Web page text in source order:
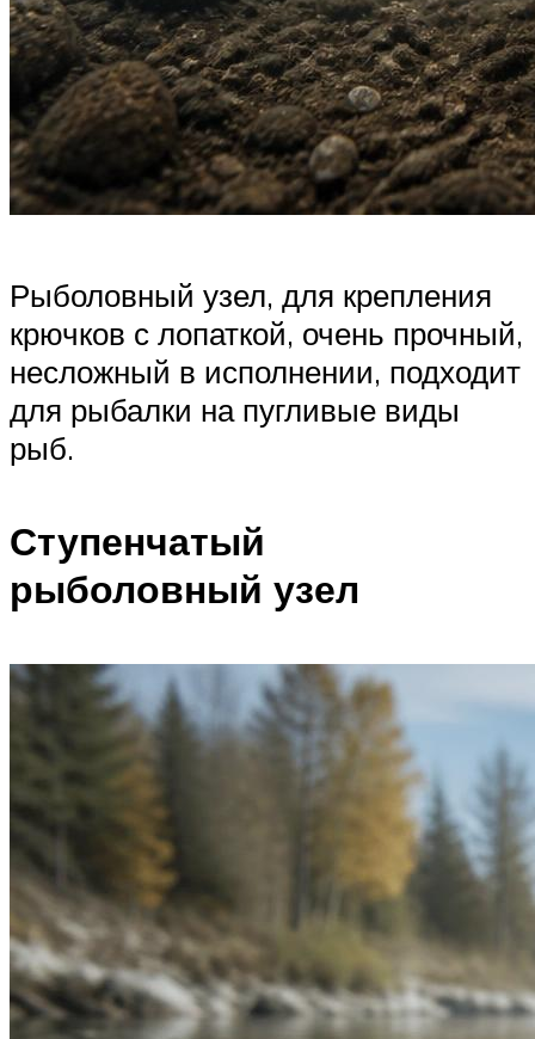
Рыболовный узел, для крепления
крючков с лопаткой, очень прочный,
несложный в исполнении, подходит
для рыбалки на пугливые виды
рыб.
Ступенчатый
рыболовный узел